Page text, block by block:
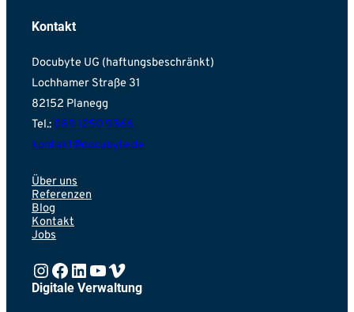
Kontakt
Docubyte UG (haftungsbeschränkt)
Lochhamer Straße 31
82152 Planegg
Tel.: 089 1250 9366
kontakt@docubyte.de
Über uns
Referenzen
Blog
Kontakt
Jobs
Instagram https://www.facebook.com/Vonpapierbefreit LinkedIn YouTube Vimeo
Digitale Verwaltung